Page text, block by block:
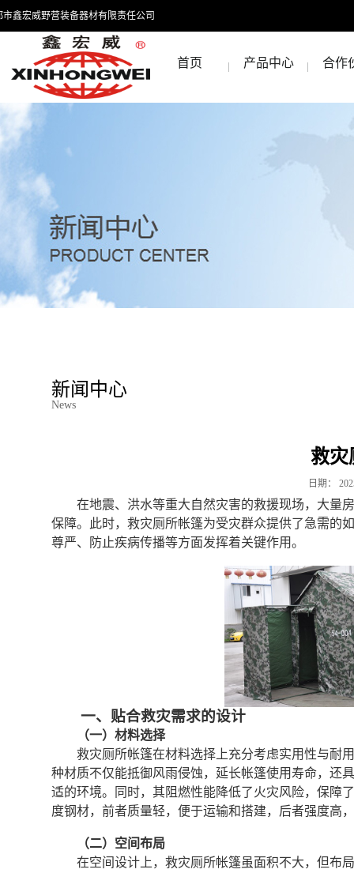
市鑫宏威野营装备器材有限责任公司
首页 产品中心 合作
新闻中心
News
救灾
日期：
在地震、洪水等重大自然灾害的救援现场，大量
保障。此时，救灾厕所帐篷为受灾群众提供了急需的
尊严、防止疾病传播等方面发挥着关键作用。
一、贴合救灾需求的设计
（一）材料选择
救灾厕所帐篷在材料选择上充分考虑实用性与耐
种材质不仅能抵御风雨侵蚀，延长帐篷使用寿命，还
适的环境。同时，其阻燃性能降低了火灾风险，保障
度钢材，前者质量轻，便于运输和搭建，后者强度高
（二）空间布局
在空间设计上，救灾厕所帐篷虽面积不大，但布